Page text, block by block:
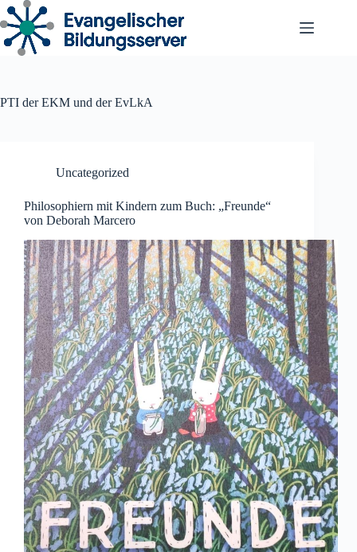
Zum
Inhalt
springen
PTI der EKM und der EvLkA
Uncategorized
Philosophiern mit Kindern zum Buch: „Freunde“
von Deborah Marcero